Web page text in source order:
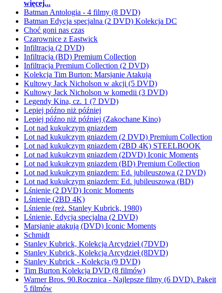
więcej...
Batman Antologia - 4 filmy (8 DVD)
Batman Edycja specjalna (2 DVD) Kolekcja DC
Choć goni nas czas
Czarownice z Eastwick
Infiltracja (2 DVD)
Infiltracja (BD) Premium Collection
Infiltracja Premium Collection (2 DVD)
Kolekcja Tim Burton: Marsjanie Atakują
Kultowy Jack Nicholson w akcji (5 DVD)
Kultowy Jack Nicholson w komedii (3 DVD)
Legendy Kina, cz. 1 (7 DVD)
Lepiej późno niż później
Lepiej późno niż później (Zakochane Kino)
Lot nad kukułczym gniazdem
Lot nad kukułczym gniazdem (2 DVD) Premium Collection
Lot nad kukułczym gniazdem (2BD 4K) STEELBOOK
Lot nad kukułczym gniazdem (2DVD) Iconic Moments
Lot nad kukułczym gniazdem (BD) Premium Collection
Lot nad kukułczym gniazdem: Ed. jubileuszowa (2 DVD)
Lot nad kukułczym gniazdem: Ed. jubileuszowa (BD)
Lśnienie (2 DVD) Iconic Moments
Lśnienie (2BD 4K)
Lśnienie (reż. Stanley Kubrick, 1980)
Lśnienie, Edycja specjalna (2 DVD)
Marsjanie atakują (DVD) Iconic Moments
Schmidt
Stanley Kubrick, Kolekcja Arcydzieł (7DVD)
Stanley Kubrick, Kolekcja Arcydzieł (8DVD)
Stanley Kubrick - Kolekcja (9 DVD)
Tim Burton Kolekcja DVD (8 filmów)
Warner Bros. 90.Rocznica - Najlepsze filmy (6 DVD). Pakeit
5 filmów